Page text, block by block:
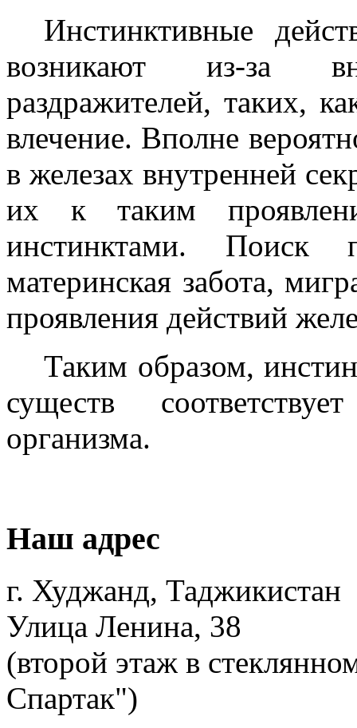
Инстинктивные
возникают из-за
раздражителей, таких,
влечение. Вполне
в железах внутренней
их к таким
инстинктами. Поиск
материнская забота,
проявления действий
Таким образом,
существ
организма.
Наш адрес
г. Худжанд, Таджикистан
Улица Ленина, 38
(второй этаж в
Спартак")